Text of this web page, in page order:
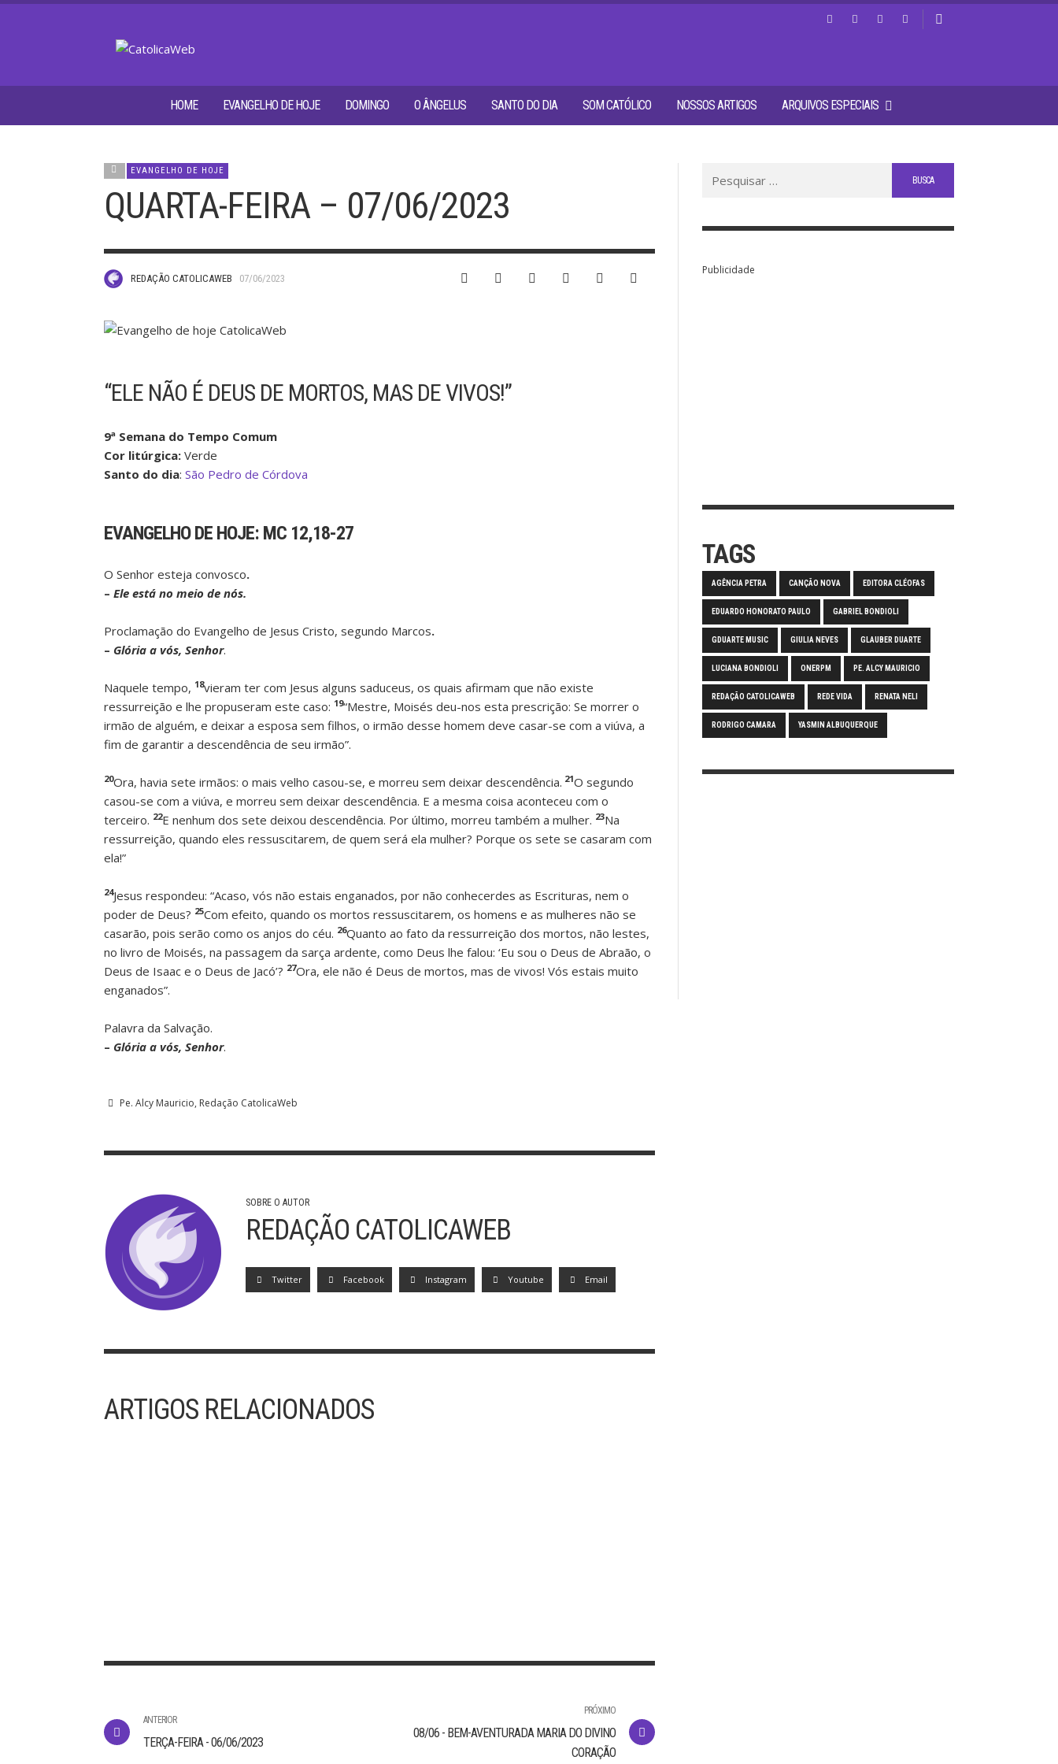
HOME EVANGELHO DE HOJE DOMINGO O ÂNGELUS SANTO DO DIA SOM CATÓLICO NOSSOS ARTIGOS ARQUIVOS ESPECIAIS
EVANGELHO DE HOJE
QUARTA-FEIRA – 07/06/2023
REDAÇÃO CATOLICAWEB 07/06/2023
“ELE NÃO É DEUS DE MORTOS, MAS DE VIVOS!”
9ª Semana do Tempo Comum
Cor litúrgica: Verde
Santo do dia: São Pedro de Córdova
EVANGELHO DE HOJE: MC 12,18-27
O Senhor esteja convosco.
– Ele está no meio de nós.
Proclamação do Evangelho de Jesus Cristo, segundo Marcos.
– Glória a vós, Senhor.
Naquele tempo, 18vieram ter com Jesus alguns saduceus, os quais afirmam que não existe
ressurreição e lhe propuseram este caso: 19“Mestre, Moisés deu-nos esta prescrição: Se morrer o
irmão de alguém, e deixar a esposa sem filhos, o irmão desse homem deve casar-se com a viúva, a
fim de garantir a descendência de seu irmão”.
20Ora, havia sete irmãos: o mais velho casou-se, e morreu sem deixar descendência. 21O segundo
casou-se com a viúva, e morreu sem deixar descendência. E a mesma coisa aconteceu com o
terceiro. 22E nenhum dos sete deixou descendência. Por último, morreu também a mulher. 23Na
ressurreição, quando eles ressuscitarem, de quem será ela mulher? Porque os sete se casaram com
ela!”
24Jesus respondeu: “Acaso, vós não estais enganados, por não conhecerdes as Escrituras, nem o
poder de Deus? 25Com efeito, quando os mortos ressuscitarem, os homens e as mulheres não se
casarão, pois serão como os anjos do céu. 26Quanto ao fato da ressurreição dos mortos, não lestes,
no livro de Moisés, na passagem da sarça ardente, como Deus lhe falou: ‘Eu sou o Deus de Abraão, o
Deus de Isaac e o Deus de Jacó’? 27Ora, ele não é Deus de mortos, mas de vivos! Vós estais muito
enganados”.
Palavra da Salvação.
– Glória a vós, Senhor.
Pe. Alcy Mauricio Redação CatolicaWeb
SOBRE O AUTOR
REDAÇÃO CATOLICAWEB
Twitter Facebook Instagram Youtube Email
ARTIGOS RELACIONADOS
ANTERIOR
TERÇA-FEIRA - 06/06/2023
PRÓXIMO
08/06 - BEM-AVENTURADA MARIA DO DIVINO
CORAÇÃO
por:
Publicidade
TAGS
AGÊNCIA PETRA CANÇÃO NOVA EDITORA CLÉOFAS
EDUARDO HONORATO PAULO GABRIEL BONDIOLI
GDUARTE MUSIC GIULIA NEVES GLAUBER DUARTE
LUCIANA BONDIOLI ONERPM PE. ALCY MAURICIO
REDAÇÃO CATOLICAWEB REDE VIDA RENATA NELI
RODRIGO CAMARA YASMIN ALBUQUERQUE